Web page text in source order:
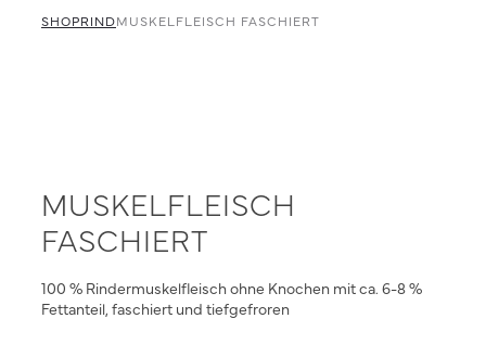
Pansen
faschiert
SHOPRINDMUSKELFLEISCH FASCHIERT
MUSKELFLEISCH
FASCHIERT
100 % Rindermuskelfleisch ohne Knochen mit ca. 6-8 %
Fettanteil, faschiert und tiefgefroren